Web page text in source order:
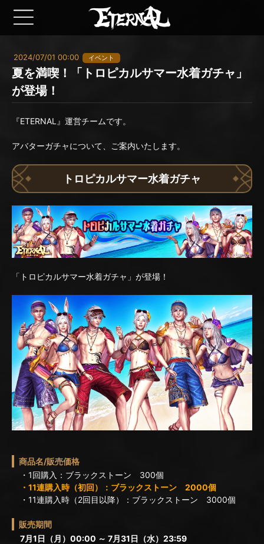
2024/07/01 00:00 イベント
夏を満喫！「トロピカルサマー水着ガチャ」
が登場！
『ETERNAL』運営チームです。
アバターガチャについて、ご案内いたします。
トロピカルサマー水着ガチャ
「トロピカルサマー水着ガチャ」が登場！
商品名/販売価格
・1回購入：ブラックストーン 300個
・11連購入時（初回）：ブラックストーン 2000個
・11連購入時（2回目以降）：ブラックストーン 3000個
販売期間
7月1日（月）00:00 ～ 7月31日（水）23:59